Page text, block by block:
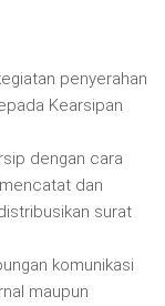
penyerahan
Kearsipan
dengan cara
dan
surat
komunikasi
maupun